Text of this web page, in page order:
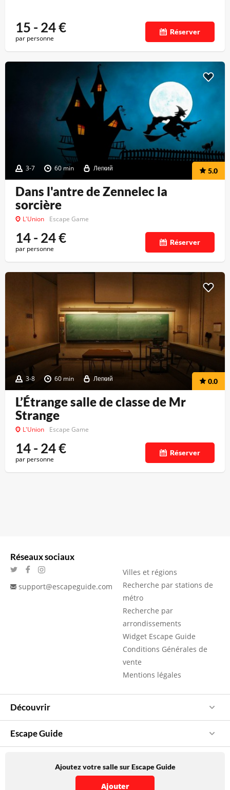
15 - 24€
par personne
Réserver
3-7 60 min Легкий 5.0
Dans l'antre de Zennelec la
sorcière
L'Union Escape Game
14 - 24€
par personne
Réserver
3-8 60 min Легкий 0.0
L’Étrange salle de classe de Mr
Strange
L'Union Escape Game
14 - 24€
par personne
Réserver
Réseaux sociaux
support@escapeguide.com
Villes et régions
Recherche par stations de
métro
Recherche par
arrondissements
Widget Escape Guide
Conditions Générales de
vente
Mentions légales
Découvrir
Escape Guide
Ajoutez votre salle sur Escape Guide
Ajouter